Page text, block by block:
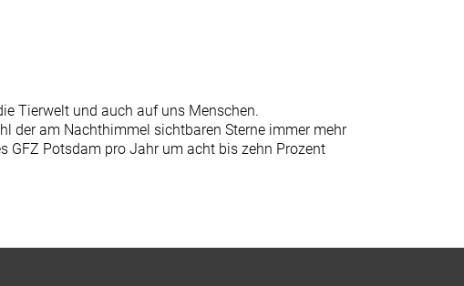
Tierwelt und auch auf uns Menschen.
der am Nachthimmel sichtbaren Sterne immer mehr
GFZ Potsdam pro Jahr um acht bis zehn Prozent